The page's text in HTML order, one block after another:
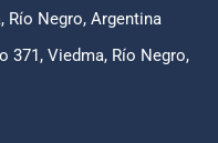
Negro, Argentina
371, Viedma, Río Negro,